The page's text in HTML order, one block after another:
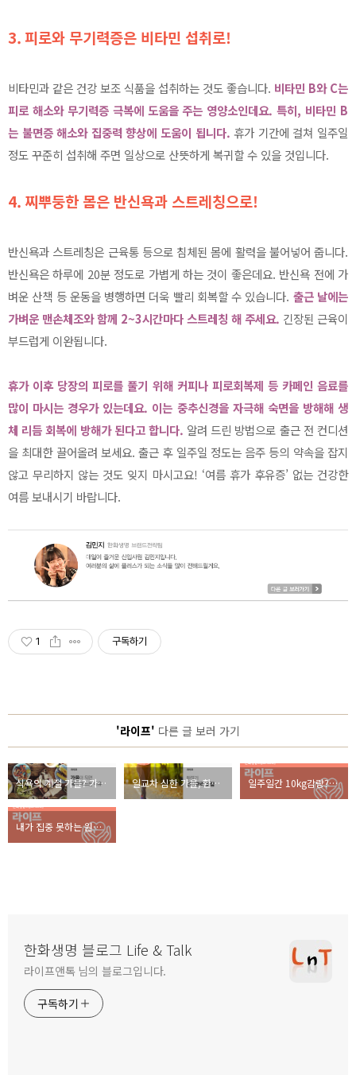
3.피로와 무기력증은 비타민 섭취로!
비타민과 같은 건강 보조 식품을 섭취하는 것도 좋습니다. 비타민 B와 C는
피로 해소와 무기력증 극복에 도움을 주는 영양소인데요. 특히, 비타민 B
는 불면증 해소와 집중력 향상에 도움이 됩니다.휴가 기간에 걸쳐 일주일
정도 꾸준히 섭취해 주면 일상으로 산뜻하게 복귀할 수 있을 것입니다.
4. 찌뿌둥한 몸은 반신욕과 스트레칭으로!
반신욕과 스트레칭은 근육통 등으로 침체된 몸에 활력을 불어넣어 줍니다.
반신욕은 하루에 20분 정도로 가볍게 하는 것이 좋은데요. 반신욕 전에 가
벼운 산책 등 운동을 병행하면 더욱 빨리 회복할 수 있습니다. 출근 날에는
가벼운 맨손체조와 함께 2~3시간마다 스트레칭 해 주세요. 긴장된 근육이
부드럽게 이완됩니다.
휴가 이후 당장의 피로를 풀기 위해 커피나 피로회복제 등 카페인 음료를
많이 마시는 경우가 있는데요. 이는 중추신경을 자극해 숙면을 방해해 생
체 리듬 회복에 방해가 된다고 합니다. 알려 드린 방법으로 출근 전 컨디션
을 최대한 끌어올려 보세요. 출근 후 일주일 정도는 음주 등의 약속을 잡지
않고 무리하지 않는 것도 잊지 마시고요! ‘여름 휴가 후유증’ 없는 건강한
여름 보내시기 바랍니다.
1 구독하기
'라이프' 다른 글 보러 가기
식욕의 계절 가을? 가을이 되면 식욕이 증가하는 이유! 일교차 심한 가을, 환절기 건강관리 TIP! 일주일간 10kg감량? ‘효과 빠른’ 다이어트 약의 진실
내가 집중 못하는 원인은 따로 있다? 직장인 오피스 디톡스!
한화생명 블로그 Life & Talk
라이프앤톡 님의 블로그입니다.
구독하기